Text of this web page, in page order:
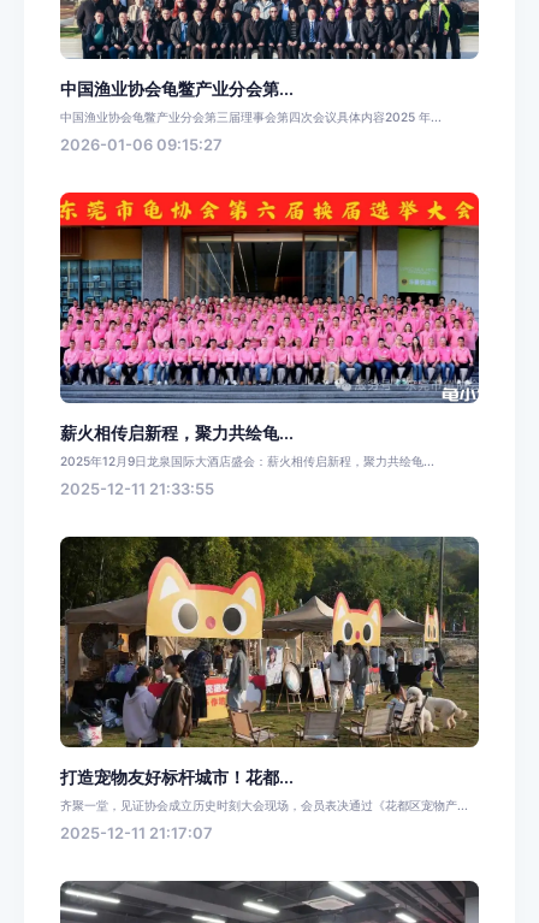
中国渔业协会龟鳖产业分会第...
中国渔业协会龟鳖产业分会第三届理事会第四次会议具体内容2025 年...
2026-01-06 09:15:27
薪火相传启新程，聚力共绘龟...
2025年12月9日龙泉国际大酒店盛会：薪火相传启新程，聚力共绘龟...
2025-12-11 21:33:55
打造宠物友好标杆城市！花都...
齐聚一堂，见证协会成立历史时刻大会现场，会员表决通过《花都区宠物产...
2025-12-11 21:17:07